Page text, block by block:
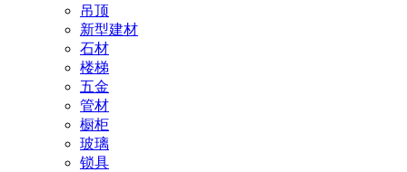
吊顶
新型建材
石材
楼梯
五金
管材
橱柜
玻璃
锁具